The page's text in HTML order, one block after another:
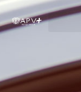
Ir
para